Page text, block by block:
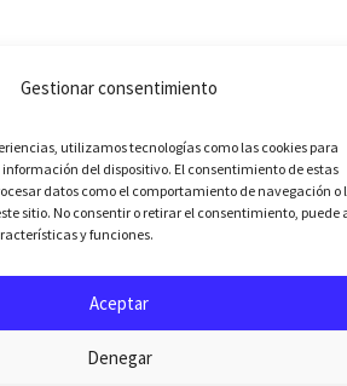
Gestionar consentimiento
utilizamos tecnologías como las cookies para
del dispositivo. El consentimiento de estas
datos como el comportamiento de navegación o
sitio. No consentir o retirar el consentimiento, puede
y funciones.
Aceptar
Denegar